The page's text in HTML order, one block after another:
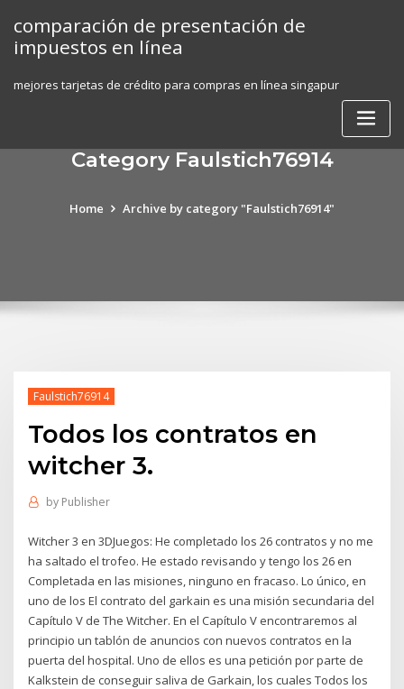
content
comparación de presentación de
impuestos en línea
mejores tarjetas de crédito para compras en línea singapur
Category Faulstich76914
Home Archive by category "Faulstich76914"
Faulstich76914
Todos los contratos en
witcher 3.
by Publisher
Witcher 3 en 3DJuegos: He completado los 26 contratos y no me
ha saltado el trofeo. He estado revisando y tengo los 26 en
Completada en las misiones, ninguno en fracaso. Lo único, en
uno de los El contrato del garkain es una misión secundaria del
Capítulo V de The Witcher. En el Capítulo V encontraremos al
principio un tablón de anuncios con nuevos contratos en la
puerta del hospital. Uno de ellos es una petición por parte de
Kalkstein de conseguir saliva de Garkain, los cuales Todos los